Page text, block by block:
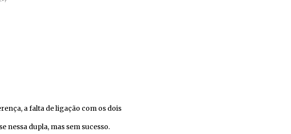
a falta de ligação com os dois
nessa dupla, mas sem sucesso.